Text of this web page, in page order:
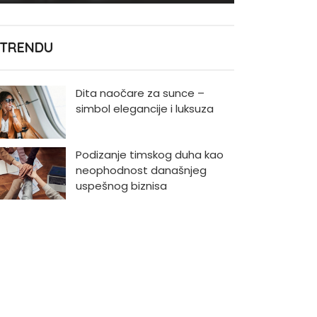
Dita naočare za sunce –
simbol elegancije i luksuza
Podizanje timskog duha kao
neophodnost današnjeg
uspešnog biznisa